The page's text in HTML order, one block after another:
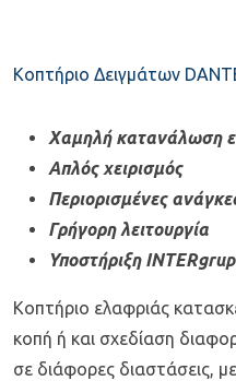
Κοπτήριο Δειγμάτων
Χαμηλή κατανάλωση
Απλός χειρισμός
Περιορισμένες
Γρήγορη λειτουργία
Υποστήριξη INTERgrup
Κοπτήριο ελαφριάς
κοπή ή και σχεδίαση
σε διάφορες διαστάσεις,